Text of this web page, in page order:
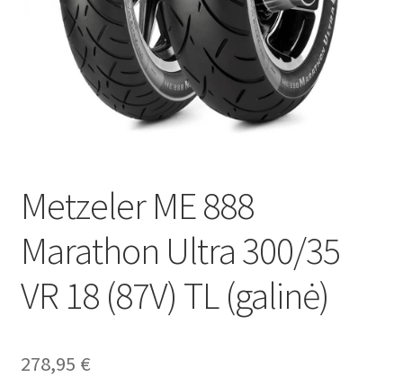
Metzeler ME 888
Marathon Ultra 300/35
VR 18 (87V) TL (galinė)
278,95 €